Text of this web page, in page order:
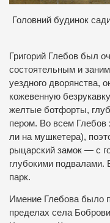
Головний будинок
Григорий Глебов был
состоятельным и
уездного дворянства,
кожевенную
желтые ботфорты,
пером. Во всем
ли на мушкетера),
рыцарский замок — с
глубокими подвалами.
парк.
Имение Глебова было
пределах села